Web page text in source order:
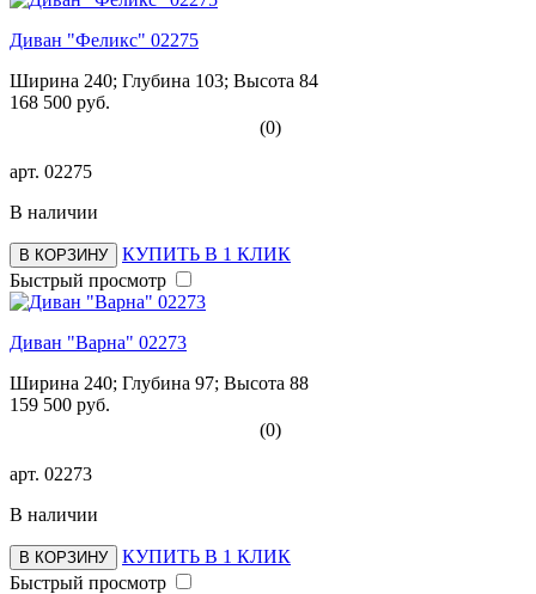
Диван "Феликс" 02275
Ширина 240; Глубина 103; Высота 84
168 500 руб.
(0)
арт. 02275
В наличии
В КОРЗИНУ
КУПИТЬ В 1 КЛИК
Быстрый просмотр
Диван "Варна" 02273
Ширина 240; Глубина 97; Высота 88
159 500 руб.
(0)
арт. 02273
В наличии
В КОРЗИНУ
КУПИТЬ В 1 КЛИК
Быстрый просмотр